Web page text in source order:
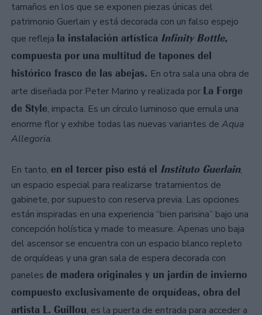
tamaños en los que se exponen piezas únicas del
patrimonio Guerlain y está decorada con un falso espejo
que refleja la instalación artística Infinity Bottle,
compuesta por una multitud de tapones del
histórico frasco de las abejas. En otra sala una obra de
arte diseñada por Peter Marino y realizada por La Forge
de Style, impacta. Es un círculo luminoso que emula una
enorme flor y exhibe todas las nuevas variantes de Aqua
Allegoria.
En tanto, en el tercer piso está el Instituto Guerlain,
un espacio especial para realizarse tratamientos de
gabinete, por supuesto con reserva previa. Las opciones
están inspiradas en una experiencia “bien parisina” bajo una
concepción holística y made to measure. Apenas uno baja
del ascensor se encuentra con un espacio blanco repleto
de orquídeas y una gran sala de espera decorada con
paneles de madera originales y un jardín de invierno
compuesto exclusivamente de orquídeas, obra del
artista L. Guillou, es la puerta de entrada para acceder a